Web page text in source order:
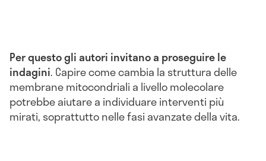
Per questo gli autori invitano a proseguire le
indagini. Capire come cambia la struttura delle
membrane mitocondriali a livello molecolare
potrebbe aiutare a individuare interventi più
mirati, soprattutto nelle fasi avanzate della vita.